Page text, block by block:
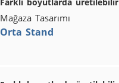
Mağaza Tasarımı
Orta Stand